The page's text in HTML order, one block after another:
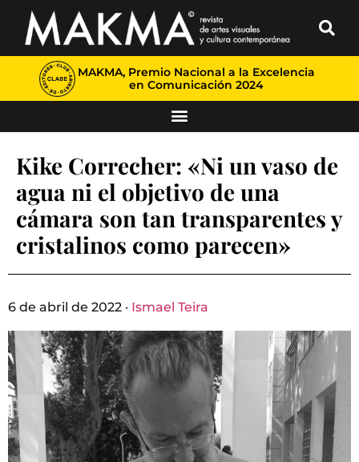
MAKMA, Premio Nacional a la Excelencia
en Comunicación 2024
Kike Correcher: «Ni un vaso de
agua ni el objetivo de una
cámara son tan transparentes y
cristalinos como parecen»
6 de abril de 2022 · Ismael Teira